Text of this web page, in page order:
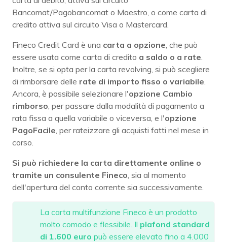
Bancomat/Pagobancomat o Maestro, o come carta di
credito attiva sul circuito Visa o Mastercard.
Fineco Credit Card è una carta a opzione , che può
essere usata come carta di credito a saldo o a rate
Inoltre, se si opta per la carta revolving, si può scegliere
di rimborsare delle rate di importo fisso o variabile
Ancora, è possibile selezionare l'opzione Cambio
rimborso , per passare dalla modalità di pagamento a
rata fissa a quella variabile o viceversa, e l'opzione
PagoFacile , per rateizzare gli acquisti fatti nel mese in
corso.
Si può richiedere la carta direttamente online o
tramite un consulente Fineco , sia al momento
dell'apertura del conto corrente sia successivamente.
La carta multifunzione Fineco è un prodotto
molto comodo e flessibile. Il plafond standard
di 1.600 euro può essere elevato fino a 4.000